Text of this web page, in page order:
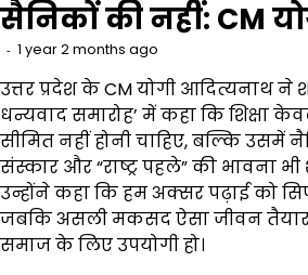
सैनिकों की नहीं: CM
1 year 2 months ago
उत्तर प्रदेश के CM योगी आदित्यनाथ ने
धन्यवाद समारोह’ में कहा कि शिक्षा
सीमित नहीं होनी चाहिए, बल्कि उसमें
संस्कार और “राष्ट्र पहले” की भावना भी
उन्होंने कहा कि हम अक्सर पढ़ाई को
जबकि असली मकसद ऐसा जीवन
समाज के लिए उपयोगी हो।